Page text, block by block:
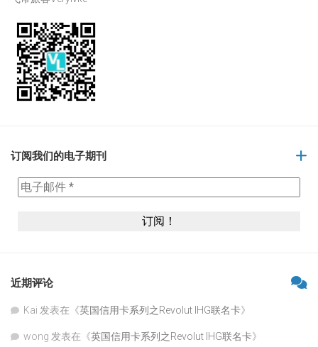
订阅我们的电子期刊
近期评论
Kai 发表在《英国信用卡系列之Revolut IHG联名卡》
wong 发表在《英国信用卡系列之Revolut IHG联名卡》